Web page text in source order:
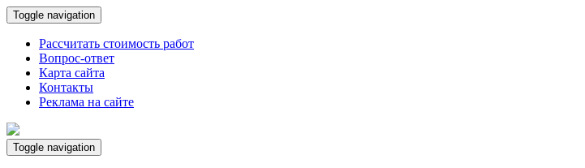
Toggle navigation
Рассчитать стоимость работ
Вопрос-ответ
Карта сайта
Контакты
Реклама на сайте
Toggle navigation